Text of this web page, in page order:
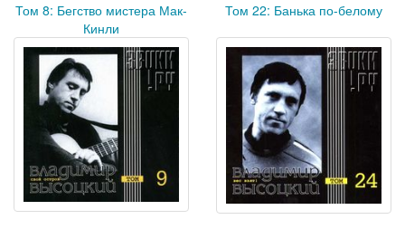
Том 8: Бегство мистера Мак-
Кинли
Том 22: Банька по-белому